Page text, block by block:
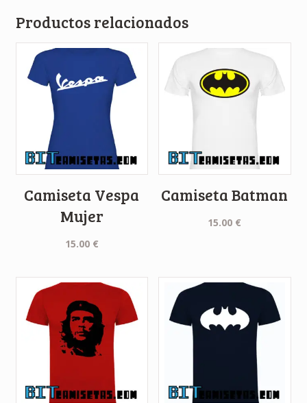
Productos relacionados
Camiseta Vespa
Mujer
15.00 €
Camiseta Batman
15.00 €